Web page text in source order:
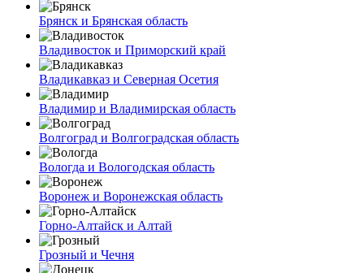
Брянск и Брянская область
Владивосток и Приморский край
Владикавказ и Северная Осетия
Владимир и Владимирская область
Волгоград и Волгоградская область
Вологда и Вологодская область
Воронеж и Воронежская область
Горно-Алтайск и Алтай
Грозный и Чечня